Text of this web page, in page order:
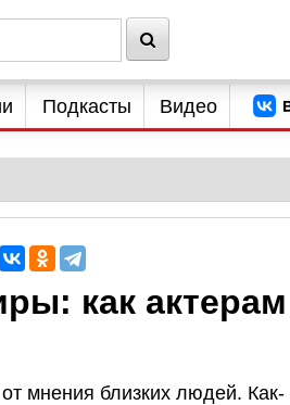
Подкасты Видео
как актерам
мнения близких людей. Как-